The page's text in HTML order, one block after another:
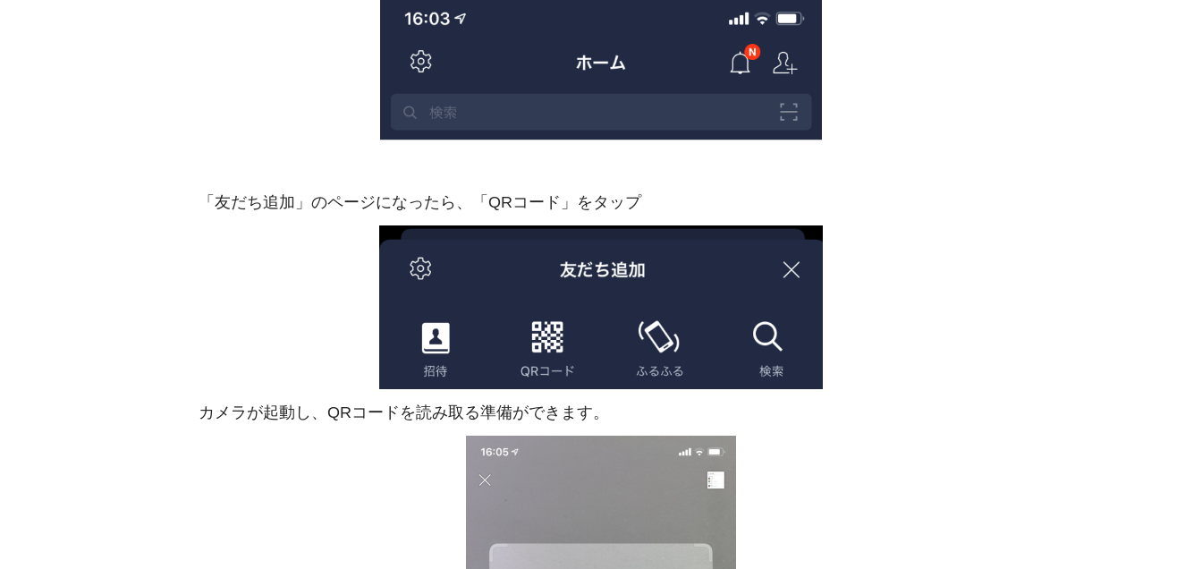
「友だち追加」のページになったら、「QRコード」をタップ
カメラが起動し、QRコードを読み取る準備ができます。